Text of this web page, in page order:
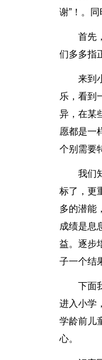
谢”！。
首先
们多多指
来到
乐，看到
异，在某
愿都是一
个别需要
我们
标了，更
多的潜能
成绩是息
益。逐步
子一个结
下面
进入小学
学龄前儿
心。